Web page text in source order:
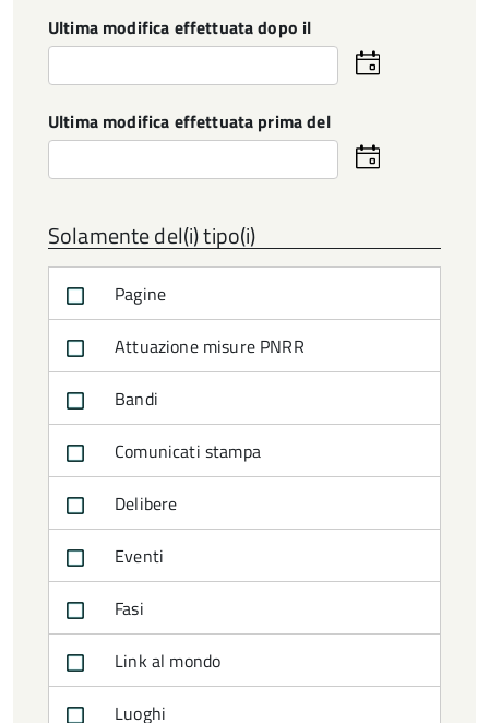
Ultima modifica effettuata dopo il
Seleziona
la
Ultima modifica effettuata prima del
Seleziona
la
Solamente del(i) tipo(i)
Pagine
Attuazione misure PNRR
Bandi
Comunicati stampa
Delibere
Eventi
Fasi
Link al mondo
Luoghi